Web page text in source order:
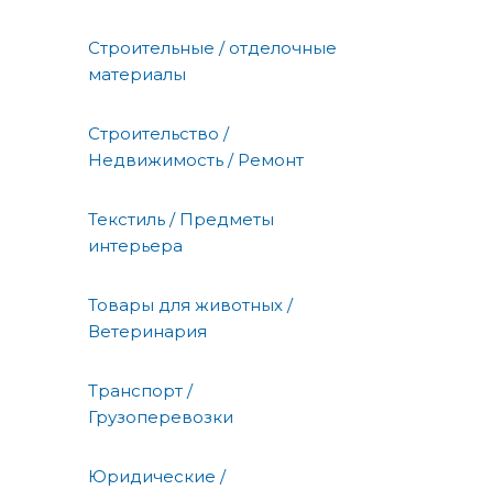
Строительные / отделочные
материалы
Строительство /
Недвижимость / Ремонт
Текстиль / Предметы
интерьера
Товары для животных /
Ветеринария
Транспорт /
Грузоперевозки
Юридические /